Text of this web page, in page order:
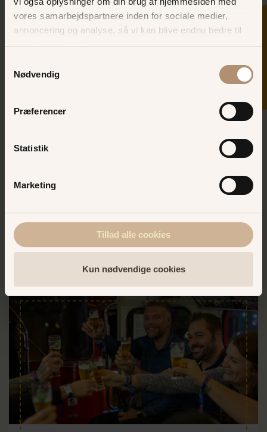
vores samarbejdspartnere inden for sociale medier,
annoncering og analyse, så vi kan blive endnu bedre til
næste gang, du besøger os.
Nødvendig
Præferencer
Statistik
Marketing
Tillad alle cookies
Kun nødvendige cookies
SKER I DAG
Reservation og